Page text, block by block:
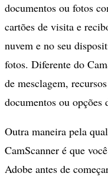
documentos ou fotos
cartões de visita e
nuvem e no seu
fotos. Diferente do
de mesclagem,
documentos ou
Outra maneira pela
CamScanner é que
Adobe antes de